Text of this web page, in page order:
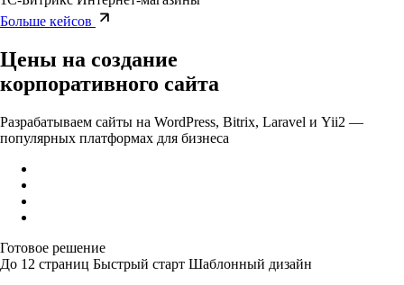
Больше кейсов
Цены на создание
корпоративного сайта
Разрабатываем сайты на WordPress, Bitrix, Laravel и Yii2 —
популярных платформах для бизнеса
Готовое решение
До 12 страниц Быстрый старт Шаблонный дизайн